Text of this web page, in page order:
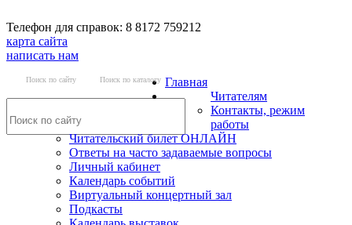
Телефон для справок: 8 8172 759212
карта сайта
написать нам
Поиск по сайту Поиск по каталогу Главная
Читателям
Контакты, режим
работы
Читательский билет ОНЛАЙН
Ответы на часто задаваемые вопросы
Личный кабинет
Календарь событий
Виртуальный концертный зал
Подкасты